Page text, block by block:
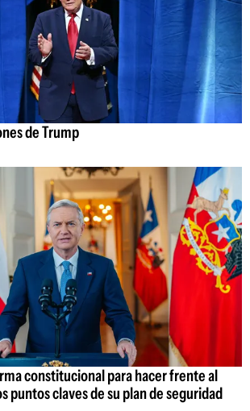
de Trump
constitucional para hacer frente al
puntos claves de su plan de seguridad